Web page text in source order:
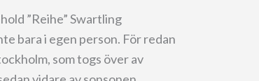
”Reihe” Swartling
bara i egen person. För redan
som togs över av